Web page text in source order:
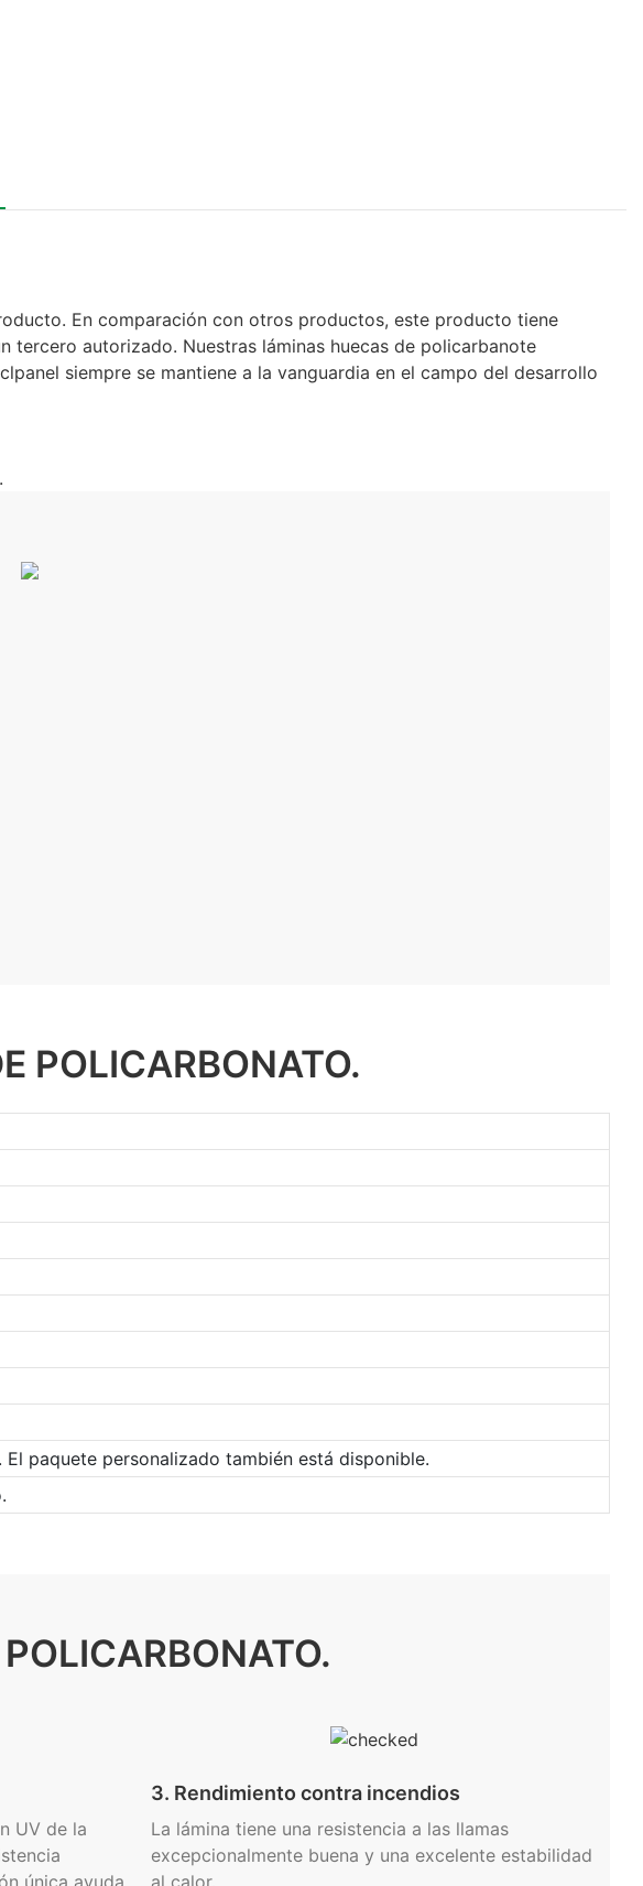
En comparación con otros productos, este producto tiene
tercero autorizado. Nuestras láminas huecas de policarbanote
siempre se mantiene a la vanguardia en el campo del desarrollo
POLICARBONATO.
paquete personalizado también está disponible.
UV de la
única ayuda
3. Rendimiento contra incendios
La lámina tiene una resistencia a las llamas
excepcionalmente buena y una excelente estabilidad
al calor.